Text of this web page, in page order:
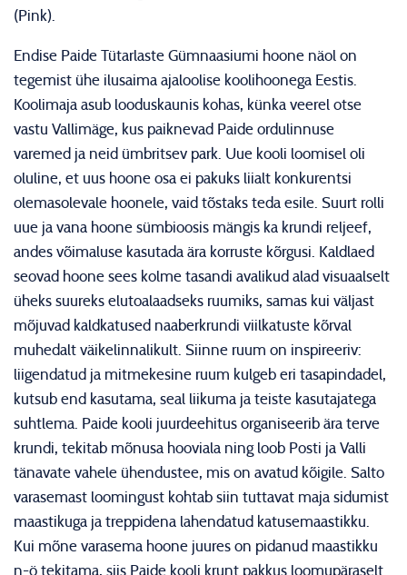
(Pink).
Endise Paide Tütarlaste Gümnaasiumi hoone näol on
tegemist ühe ilusaima ajaloolise koolihoonega Eestis.
Koolimaja asub looduskaunis kohas, künka veerel otse
vastu Vallimäge, kus paiknevad Paide ordulinnuse
varemed ja neid ümbritsev park. Uue kooli loomisel oli
oluline, et uus hoone osa ei pakuks liialt konkurentsi
olemasolevale hoonele, vaid tõstaks teda esile. Suurt rolli
uue ja vana hoone sümbioosis mängis ka krundi reljeef,
andes võimaluse kasutada ära korruste kõrgusi. Kaldlaed
seovad hoone sees kolme tasandi avalikud alad visuaalselt
üheks suureks elutoalaadseks ruumiks, samas kui väljast
mõjuvad kaldkatused naaberkrundi viilkatuste kõrval
muhedalt väikelinnalikult. Siinne ruum on inspireeriv:
liigendatud ja mitmekesine ruum kulgeb eri tasapindadel,
kutsub end kasutama, seal liikuma ja teiste kasutajatega
suhtlema. Paide kooli juurdeehitus organiseerib ära terve
krundi, tekitab mõnusa hooviala ning loob Posti ja Valli
tänavate vahele ühendustee, mis on avatud kõigile. Salto
varasemast loomingust kohtab siin tuttavat maja sidumist
maastikuga ja treppidena lahendatud katusemaastikku.
Kui mõne varasema hoone juures on pidanud maastikku
n-ö tekitama, siis Paide kooli krunt pakkus loomupäraselt